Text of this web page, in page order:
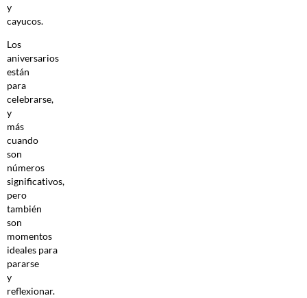
y
cayucos.
Los
aniversarios
están
para
celebrarse,
y
más
cuando
son
números
significativos,
pero
también
son
momentos
ideales para
pararse
y
reflexionar.